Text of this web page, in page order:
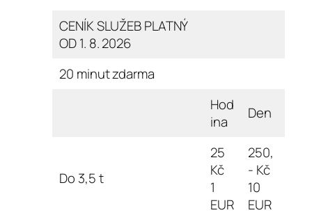
CENÍK SLUŽEB PLATNÝ
OD 1. 8. 2026
20 minut zdarma
Hod
ina
Den
Do 3,5 t
25
Kč
1
EUR
250,
- Kč
10
EUR